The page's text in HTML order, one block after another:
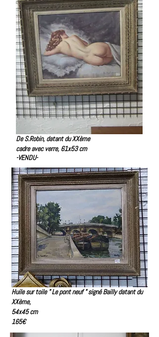
De S.Robin, datant du XXème
cadre avec verre, 61x53 cm
-VENDU-
Huile sur toile " Le pont neuf " signé Bailly datant du
XXème,
54x45 cm
165€